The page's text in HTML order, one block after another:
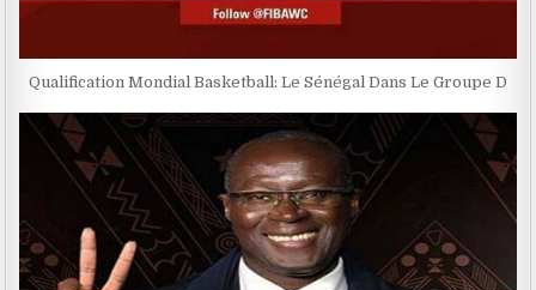
Qualification Mondial Basketball: Le Sénégal Dans Le Groupe D